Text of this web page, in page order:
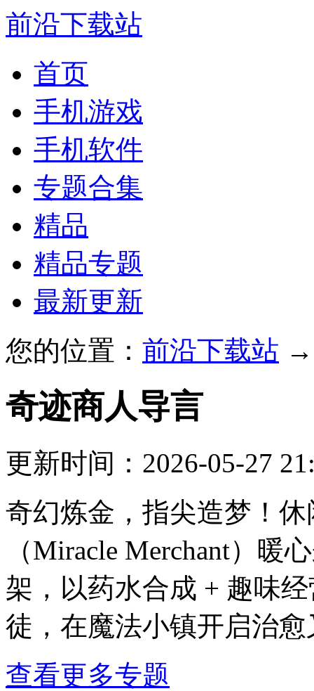
前沿下载站
首页
手机游戏
手机软件
专题合集
精品
精品专题
最新更新
您的位置： 前沿下载站
奇迹商人导言
更新时间：2026-05-27
奇幻炼金，指尖造梦！
（Miracle Merchant）暖
架，以药水合成 + 趣味
徒，在魔法小镇开启治
查看更多专题